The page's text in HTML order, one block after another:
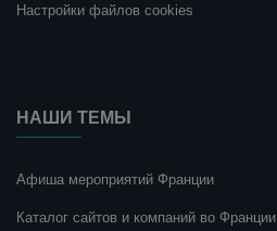
Настройки файлов cookies
НАШИ ТЕМЫ
Афиша мероприятий Франции
Каталог сайтов и компаний во Франции